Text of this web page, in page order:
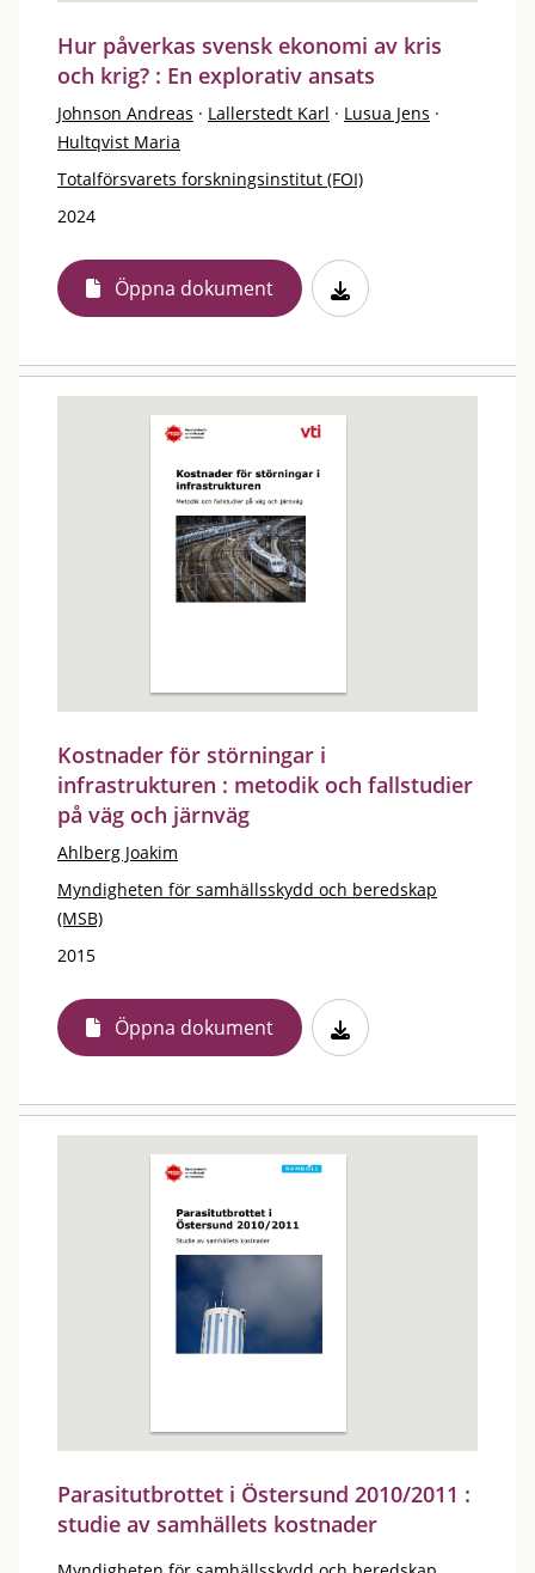
Hur påverkas svensk ekonomi av kris
och krig? : En explorativ ansats
Johnson Andreas · Lallerstedt Karl · Lusua Jens ·
Hultqvist Maria
Totalförsvarets forskningsinstitut (FOI)
2024
Öppna dokument
Kostnader för störningar i
infrastrukturen : metodik och fallstudier
på väg och järnväg
Ahlberg Joakim
Myndigheten för samhällsskydd och beredskap
(MSB)
2015
Öppna dokument
Parasitutbrottet i Östersund 2010/2011 :
studie av samhällets kostnader